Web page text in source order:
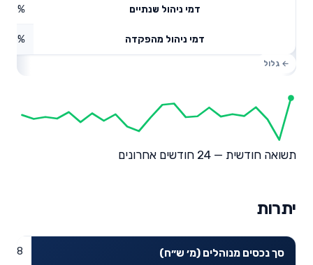
דמי ניהול שנתיים 0.15%
דמי ניהול מהפקדה
תשואה חודשית — 24 חודשים אחרונים
יתרות
סך נכסים מנוהלים (מ׳ ש״ח)